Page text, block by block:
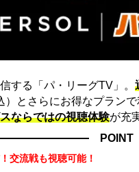
する「パ・リーグTV」。
）とさらにお得なプラン
ならではの視聴体験が充
POINT
交流戦も視聴可能！